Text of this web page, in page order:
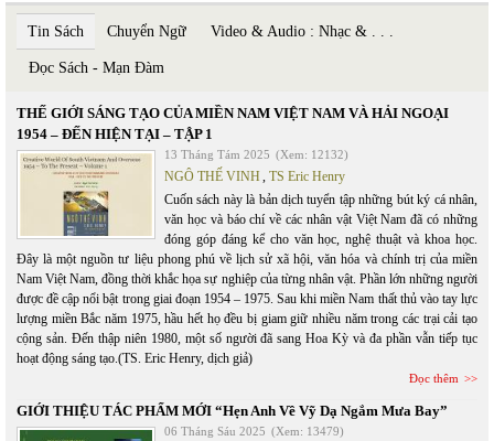
Tin Sách Chuyển Ngữ Video & Audio : Nhạc & . . .
Đọc Sách - Mạn Đàm
THẾ GIỚI SÁNG TẠO CỦA MIỀN NAM VIỆT NAM VÀ HẢI NGOẠI
1954 – ĐẾN HIỆN TẠI – TẬP 1
13 Tháng Tám 2025 (Xem: 12132)
NGÔ THẾ VINH, TS Eric Henry
Cuốn sách này là bản dịch tuyển tập những bút ký cá nhân,
văn học và báo chí về các nhân vật Việt Nam đã có những
đóng góp đáng kể cho văn học, nghệ thuật và khoa học.
Đây là một nguồn tư liệu phong phú về lịch sử xã hội, văn hóa và chính trị của miền
Nam Việt Nam, đồng thời khắc họa sự nghiệp của từng nhân vật. Phần lớn những người
được đề cập nổi bật trong giai đoạn 1954 – 1975. Sau khi miền Nam thất thủ vào tay lực
lượng miền Bắc năm 1975, hầu hết họ đều bị giam giữ nhiều năm trong các trại cải tạo
cộng sản. Đến thập niên 1980, một số người đã sang Hoa Kỳ và đa phần vẫn tiếp tục
hoạt động sáng tạo.(TS. Eric Henry, dịch giả)
Đọc thêm
GIỚI THIỆU TÁC PHẨM MỚI “Hẹn Anh Về Vỹ Dạ Ngắm Mưa Bay”
06 Tháng Sáu 2025 (Xem: 13479)